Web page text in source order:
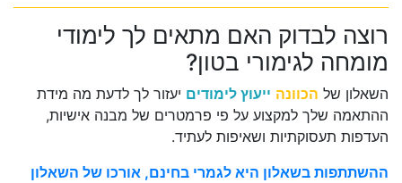
רוצה לבדוק האם מתאים לך לימודי
מומחה לגימורי בטון?
השאלון של הכוונה ייעוץ לימודים יעזור לך לדעת מה מידת
ההתאמה שלך למקצוע על פי פרמטרים של מבנה אישיות,
העדפות תעסוקתיות ושאיפות לעתיד.
ההשתתפות בשאלון היא לגמרי בחינם, אורכו של השאלון